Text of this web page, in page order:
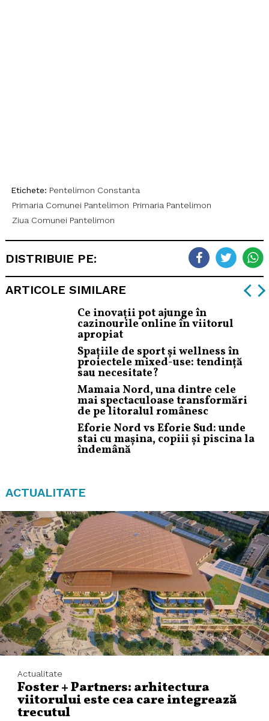
Etichete: Pentelimon Constanta
Primaria Comunei Pantelimon Primaria Pantelimon
Ziua Comunei Pantelimon
DISTRIBUIE PE:
ARTICOLE SIMILARE
Ce inovații pot ajunge în
cazinourile online în viitorul
apropiat
Spațiile de sport și wellness în
proiectele mixed-use: tendință
sau necesitate?
Mamaia Nord, una dintre cele
mai spectaculoase transformări
de pe litoralul românesc
Eforie Nord vs Eforie Sud: unde
stai cu mașina, copiii și piscina la
îndemână
ACTUALITATE
Actualitate
Foster + Partners: arhitectura
viitorului este cea care integrează
trecutul